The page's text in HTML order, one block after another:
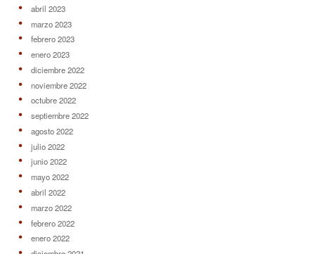
abril 2023
marzo 2023
febrero 2023
enero 2023
diciembre 2022
noviembre 2022
octubre 2022
septiembre 2022
agosto 2022
julio 2022
junio 2022
mayo 2022
abril 2022
marzo 2022
febrero 2022
enero 2022